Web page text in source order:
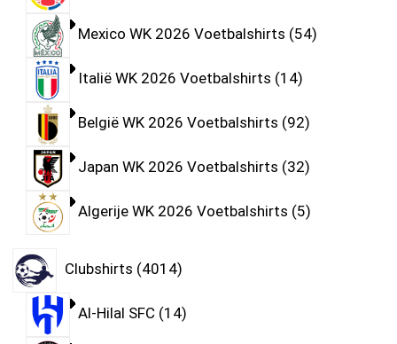
Mexico WK 2026 Voetbalshirts 54
Italië WK 2026 Voetbalshirts 14
België WK 2026 Voetbalshirts 92
Japan WK 2026 Voetbalshirts 32
Algerije WK 2026 Voetbalshirts 5
Clubshirts 4014
Al-Hilal SFC 14